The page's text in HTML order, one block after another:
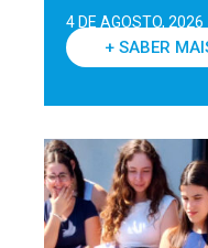
4 DE AGOSTO, 2026
+ SABER